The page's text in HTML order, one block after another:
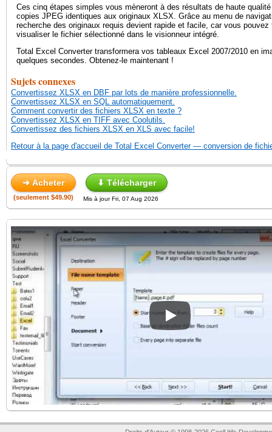
Ces cinq étapes simples vous mèneront à des résultats de haute
copies JPEG identiques aux originaux XLSX. Grâce au menu de
recherche des originaux requis devient rapide et facile, car vous pouvez
visualiser le fichier sélectionné dans le visionneur intégré.
Total Excel Converter transformera vos tableaux Excel 2007/2010 en
quelques secondes. Obtenez-le maintenant !
Sujets connexes
Convertissez XLSX en DBF par lots de manière professionnelle.
Convertissez XLSX en SQL automatiquement.
Comment convertir des fichiers XLSX en texte ?
Convertissez XLSX en TIFF avec Coolutils.
Convertissez des fichiers XLSX en XLS avec facile!
Retour à la page d'accueil de Total Excel Converter — conversion de
➜ Acheter ⬇ Télécharger
(seulement $49.90) Mis à jour Fri, 07 Aug 2026
Play